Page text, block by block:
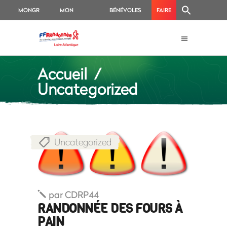
MONGR MON
ESPACE
BÉNÉVOLES FAIRE
Accueil/
Uncategorized
Uncategorized
parCDRP44
RANDONNÉE DES FOURS À
PAIN